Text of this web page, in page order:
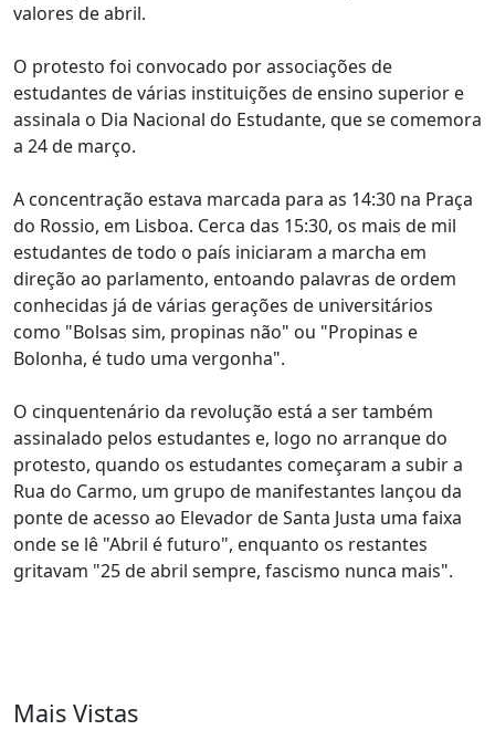
valores de abril.
O protesto foi convocado por associações de
estudantes de várias instituições de ensino superior e
assinala o Dia Nacional do Estudante, que se comemora
a 24 de março.
A concentração estava marcada para as 14:30 na Praça
do Rossio, em Lisboa. Cerca das 15:30, os mais de mil
estudantes de todo o país iniciaram a marcha em
direção ao parlamento, entoando palavras de ordem
conhecidas já de várias gerações de universitários
como "Bolsas sim, propinas não" ou "Propinas e
Bolonha, é tudo uma vergonha".
O cinquentenário da revolução está a ser também
assinalado pelos estudantes e, logo no arranque do
protesto, quando os estudantes começaram a subir a
Rua do Carmo, um grupo de manifestantes lançou da
ponte de acesso ao Elevador de Santa Justa uma faixa
onde se lê "Abril é futuro", enquanto os restantes
gritavam "25 de abril sempre, fascismo nunca mais".
Mais Vistas